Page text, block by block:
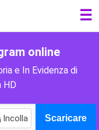
☰
online
e In Evidenza di
HD
Incolla Scaricare